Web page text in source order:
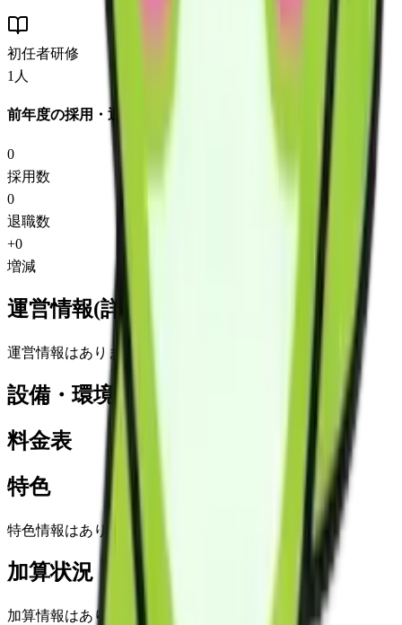
初任者研修
1 人
前年度の採用・退職
0
採用数
0
退職数
+0
増減
運営情報(詳細)
運営情報はありません
設備・環境
料金表
特色
特色情報はありません
加算状況
加算情報はありません